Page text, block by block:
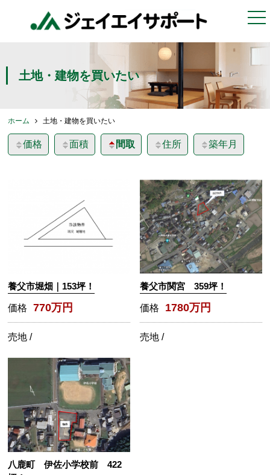
土地・建物を買いたい
ホーム 土地・建物を買いたい
価格 面積 間取 住所 築年月
養父市堀畑｜153坪！
価格 770万円
売地 /
養父市関宮 359坪！
価格 1780万円
売地 /
八鹿町 伊佐小学校前 422